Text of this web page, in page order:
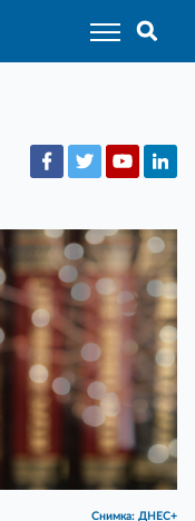
Снимка: ДНЕС+